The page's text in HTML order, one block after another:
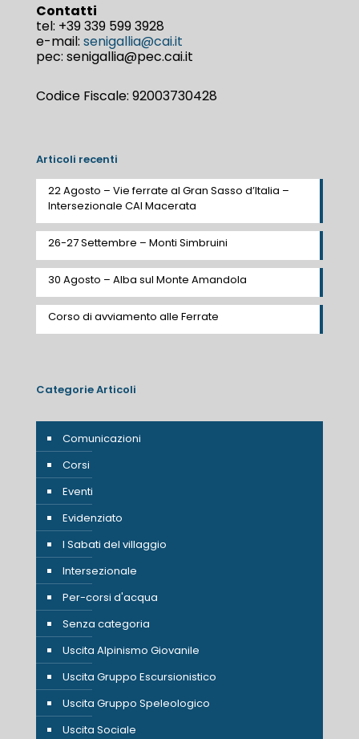
Contatti
tel: +39 339 599 3928
e-mail: senigallia@cai.it
pec: senigallia@pec.cai.it
Codice Fiscale: 92003730428
Articoli recenti
22 Agosto – Vie ferrate al Gran Sasso d’Italia –
Intersezionale CAI Macerata
26-27 Settembre – Monti Simbruini
30 Agosto – Alba sul Monte Amandola
Corso di avviamento alle Ferrate
Categorie Articoli
Comunicazioni
Corsi
Eventi
Evidenziato
I Sabati del villaggio
Intersezionale
Per-corsi d'acqua
Senza categoria
Uscita Alpinismo Giovanile
Uscita Gruppo Escursionistico
Uscita Gruppo Speleologico
Uscita Sociale